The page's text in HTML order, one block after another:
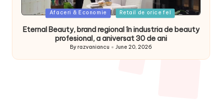
Posted
Afaceri & Economie Retail de orice fel
Eternal Beauty, brand regional în industria de beauty
profesional, a aniversat 30 de ani
Posted
By razvaniancu June 20, 2026